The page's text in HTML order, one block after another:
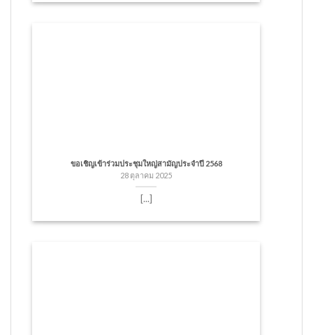
ขอเชิญเข้าร่วมประชุมใหญ่สามัญประจำปี 2568
28 ตุลาคม 2025
[...]